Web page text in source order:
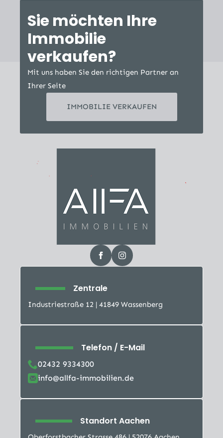
Sie möchten Ihre
Immobilie
verkaufen?
Mit uns haben Sie den richtigen Partner an
Ihrer Seite
IMMOBILIE VERKAUFEN
Zentrale
Industriestraße 12 | 41849 Wassenberg
Telefon / E-Mail
02432 9334300
info@allfa-immobilien.de
Standort Aachen